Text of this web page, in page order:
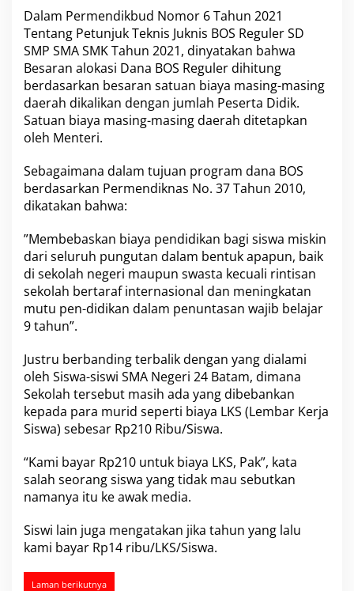
s
a
K
e
p
l
a
S
l
a
M
A
N
e
g
e
4
B
a
t
a
m
Dalam Permendikbud Nomor 6 Tahun 2021
Tentang Petunjuk Teknis Juknis BOS Reguler SD
SMP SMA SMK Tahun 2021, dinyatakan bahwa
Besaran alokasi Dana BOS Reguler dihitung
berdasarkan besaran satuan biaya masing-masing
daerah dikalikan dengan jumlah Peserta Didik.
Satuan biaya masing-masing daerah ditetapkan
oleh Menteri.
Sebagaimana dalam tujuan program dana BOS
berdasarkan Permendiknas No. 37 Tahun 2010,
dikatakan bahwa:
”Membebaskan biaya pendidikan bagi siswa miskin
dari seluruh pungutan dalam bentuk apapun, baik
di sekolah negeri maupun swasta kecuali rintisan
sekolah bertaraf internasional dan meningkatan
mutu pen-didikan dalam penuntasan wajib belajar
9 tahun”.
Justru berbanding terbalik dengan yang dialami
oleh Siswa-siswi SMA Negeri 24 Batam, dimana
Sekolah tersebut masih ada yang dibebankan
kepada para murid seperti biaya LKS (Lembar Kerja
Siswa) sebesar Rp210 Ribu/Siswa.
“Kami bayar Rp210 untuk biaya LKS, Pak”, kata
salah seorang siswa yang tidak mau sebutkan
namanya itu ke awak media.
Siswi lain juga mengatakan jika tahun yang lalu
kami bayar Rp14 ribu/LKS/Siswa.
Laman berikutnya